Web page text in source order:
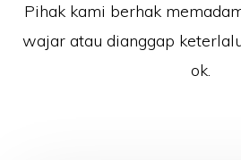
Pihak kami berhak
wajar atau dianggap
ok.